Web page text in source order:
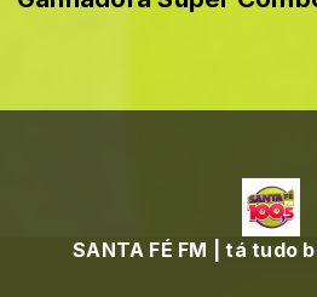
SANTA FÉ FM | tá tudo